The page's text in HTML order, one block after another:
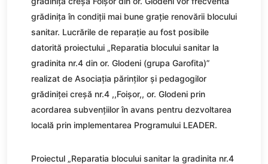
grădinița în condiții mai bune grație renovării blocului
sanitar. Lucrările de reparație au fost posibile
datorită proiectului „Reparatia blocului sanitar la
gradinita nr.4 din or. Glodeni (grupa Garofita)”
realizat de Asociația părinților și pedagogilor
grădiniței creșă nr.4 ,,Foișor,, or. Glodeni prin
acordarea subvențiilor în avans pentru dezvoltarea
locală prin implementarea Programului LEADER.
Proiectul „Reparatia blocului sanitar la gradinita nr.4